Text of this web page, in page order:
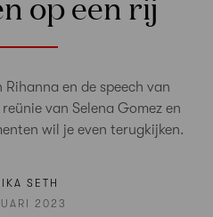
en de speech van
van Selena Gomez en
wil je even terugkijken.
SETH
2023